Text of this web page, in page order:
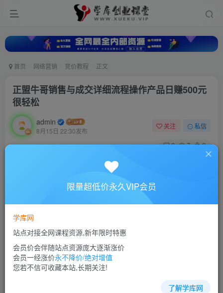
首页 网络营销 竞价教程 正文
正盟牛哥销售与成交详细流程操作产品日赚500元
很轻松
admin
8月15日 22:30发布
关注 私信
0 7 0
正盟牛哥销售与成交详细流程操作产品日赚500元很轻松
此内容为付费资源，请付费后查看
10
立即购买
您当前未登录！建议登陆后购买，可保存购买订单
限量超低价永久VIP会员
学库网
站点对接全网课程资源,新年限时特惠
会员价会伴随站点资源庞大逐渐涨价
会员一经涨价永不降价/绝对增值
您若不信可收藏本站,长期关注!
了解学库网